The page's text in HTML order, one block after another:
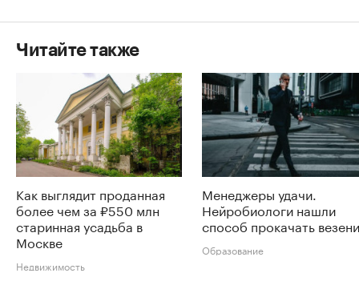
Читайте также
Как выглядит проданная
более чем за ₽550 млн
старинная усадьба в
Москве
Недвижимость
Менеджеры удачи.
Нейробиологи нашли
способ прокачать
Образование